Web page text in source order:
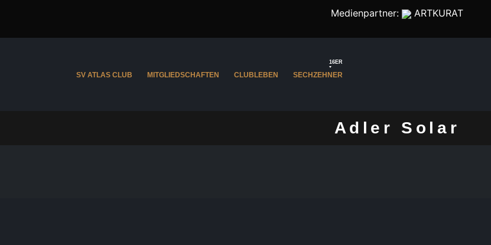
Medienpartner: ARTKURAT
SV ATLAS CLUB MITGLIEDSCHAFTEN CLUBLEBEN SECHZEHNER
16ER
Adler Solar